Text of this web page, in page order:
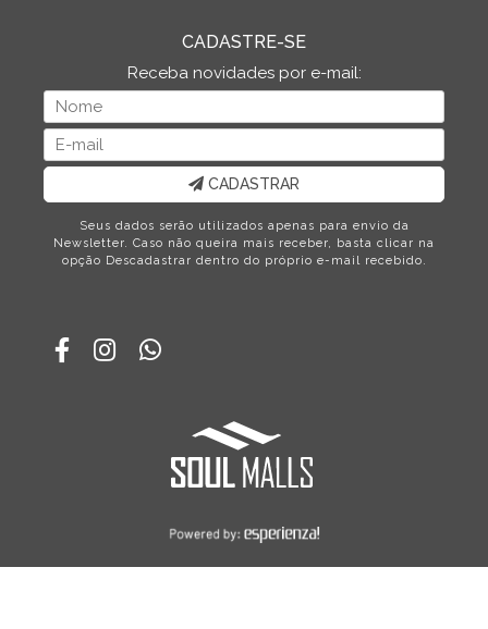
CADASTRE-SE
Receba novidades por e-mail:
CADASTRAR
Seus dados serão utilizados apenas para envio da
Newsletter. Caso não queira mais receber, basta clicar na
opção Descadastrar dentro do próprio e-mail recebido.